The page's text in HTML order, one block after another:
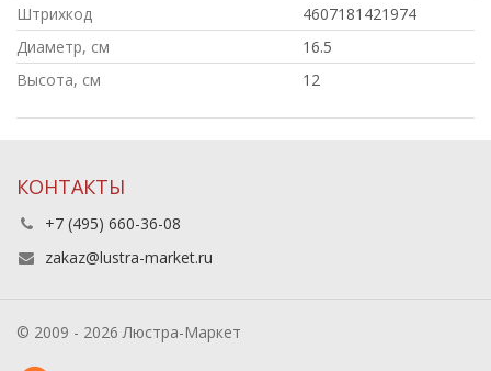
Штрихкод
4607181421974
Диаметр, см
16.5
Высота, см
12
КОНТАКТЫ
+7 (495) 660-36-08
zakaz@lustra-market.ru
© 2009 - 2026 Люстра-Маркет